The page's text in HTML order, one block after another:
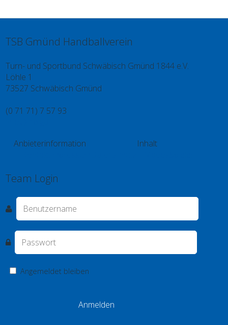
TSB Gmünd Handballverein
Turn- und Sportbund Schwäbisch Gmünd 1844 e.V.
Löhle 1
73527 Schwäbisch Gmünd
(0 71 71) 7 57 93
Anbieterinformation
Inhalt
Team Login
Angemeldet bleiben